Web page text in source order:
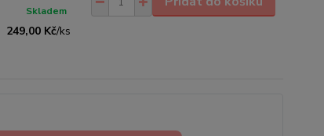
249,00 Kč/ks
Skladem